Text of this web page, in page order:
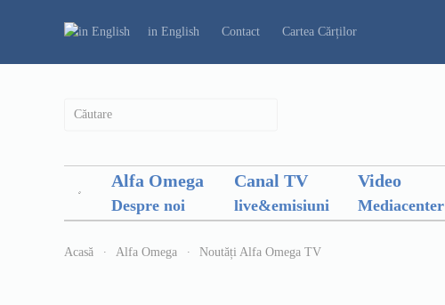
in English Contact Cartea Cărților
Alfa Omega
Despre noi
Canal TV
live&emisiuni
Video
Mediacenter
Acasă Alfa Omega Noutăți Alfa Omega TV